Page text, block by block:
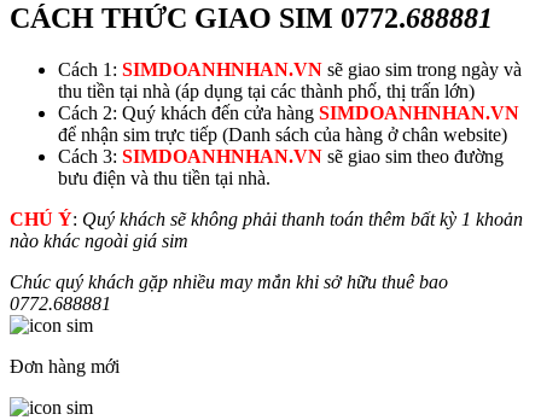
CÁCH THỨC GIAO SIM 0772.688881
Cách 1: SIMDOANHNHAN.VN sẽ giao sim trong ngày và
thu tiền tại nhà (áp dụng tại các thành phố, thị trấn lớn)
Cách 2: Quý khách đến cửa hàng SIMDOANHNHAN.VN
để nhận sim trực tiếp (Danh sách của hàng ở chân website)
Cách 3: SIMDOANHNHAN.VN sẽ giao sim theo đường
bưu điện và thu tiền tại nhà.
CHÚ Ý: Quý khách sẽ không phải thanh toán thêm bất kỳ 1 khoản
nào khác ngoài giá sim
Chúc quý khách gặp nhiều may mắn khi sở hữu thuê bao
0772.688881
Đơn hàng mới